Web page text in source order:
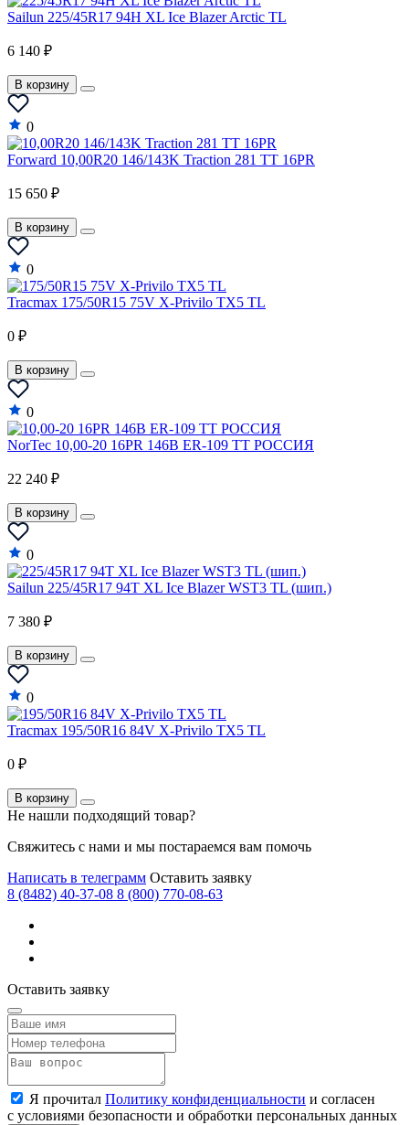
Hyundai
Isuzu
JAC
Jaguar
Jinbei
LADA
Lancia
LDV
Lexus
Lincoln
Maruti
Maybach
McLaren
Mercedes-Benz
Mercury
MG
Oldsmobile
Opel
Panoz
Sailun 225/45R17 94H XL Ice Blazer Arctic TL
6 140 ₽
В корзину
0
Forward 10,00R20 146/143K Traction 281 TT 16PR
15 650 ₽
В корзину
0
Tracmax 175/50R15 75V X-Privilo TX5 TL
0 ₽
В корзину
0
NorTec 10,00-20 16PR 146B ER-109 TT РОССИЯ
22 240 ₽
В корзину
0
Sailun 225/45R17 94T XL Ice Blazer WST3 TL (шип.)
7 380 ₽
В корзину
0
Tracmax 195/50R16 84V X-Privilo TX5 TL
0 ₽
В корзину
Не нашли подходящий товар?
Свяжитесь с нами и мы постараемся вам помочь
Написать в телеграмм Оставить заявку
8 (8482) 40-37-08 8 (800) 770-08-63
Оставить заявку
Я прочитал Политику конфиденциальности и согласен
с условиями безопасности и обработки персональных данных